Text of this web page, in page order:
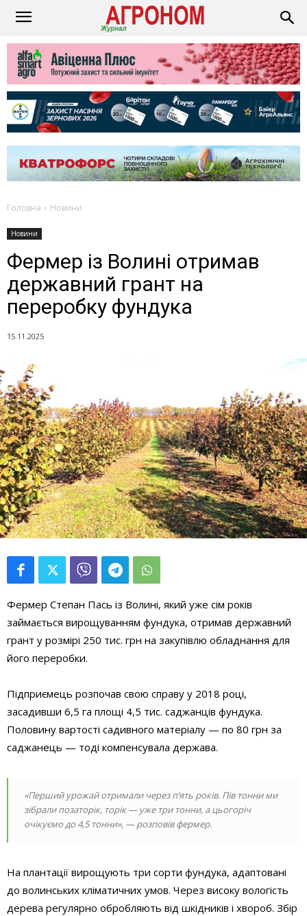
Головна Новини
Новини
Фермер із Волині отримав
державний грант на
переробку фундука
15.11.2025
Фермер Степан Пась із Волині, який уже сім років
займається вирощуванням фундука, отримав державний
грант у розмірі 250 тис. грн на закупівлю обладнання для
його переробки.
Підприємець розпочав свою справу у 2018 році,
засадивши 6,5 га площі 4,5 тис. саджанців фундука.
Половину вартості садивного матеріалу — по 80 грн за
саджанець — тоді компенсувала держава.
«Перший урожай отримали через п’ять років. Пів тонни ми
зібрали позаторік, торік — уже три тонни, а цьогоріч
очікуємо до 4,5 тонни», — розповів фермер.
На плантації вирощують три сорти фундука, адаптовані
до волинських кліматичних умов. Через високу вологість
дерева регулярно обробляють від шкідників і хвороб. Збір